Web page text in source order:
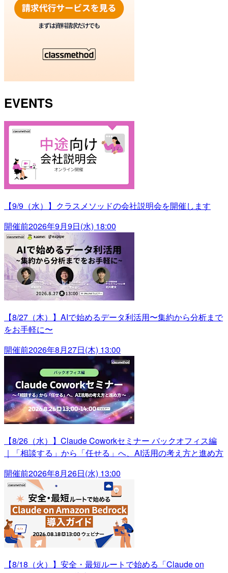
EVENTS
【9/9（水）】クラスメソッドの会社説明会を開催します
開催前2026年9月9日(水) 18:00
【8/27（木）】AIで始めるデータ利活用〜集約から分析まで
をお手軽に〜
開催前2026年8月27日(木) 13:00
【8/26（水）】Claude Coworkセミナー バックオフィス編
｜「相談する」から「任せる」へ、AI活用の考え方と進め方
開催前2026年8月26日(水) 13:00
【8/18（火）】安全・最短ルートで始める「Claude on